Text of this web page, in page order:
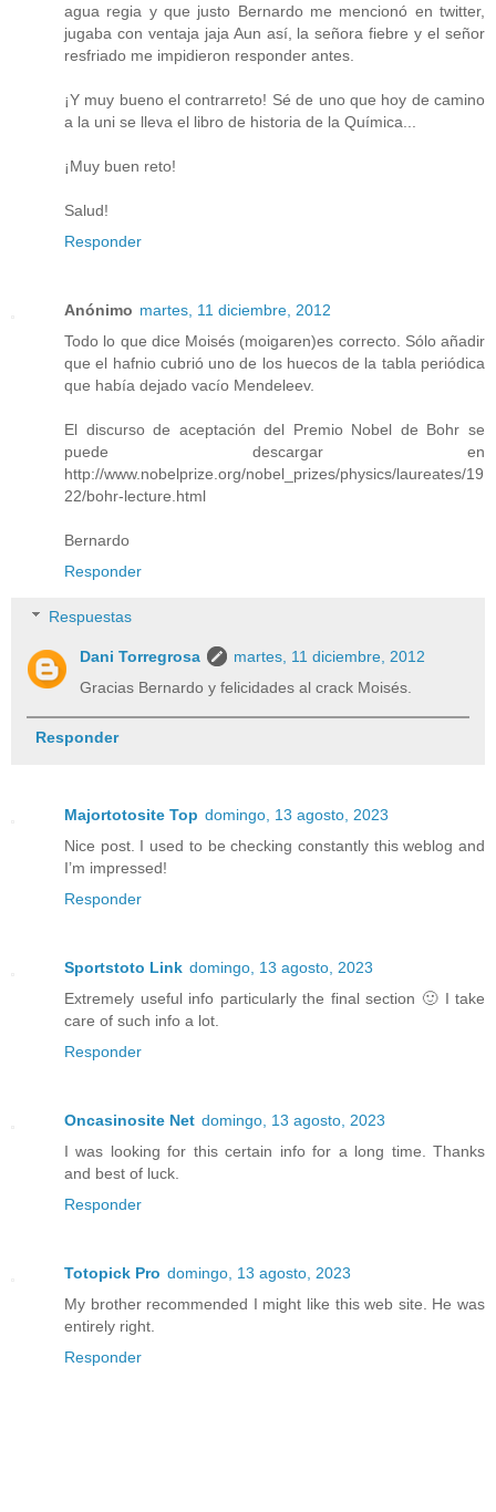
agua regia y que justo Bernardo me mencionó en twitter,
jugaba con ventaja jaja Aun así, la señora fiebre y el señor
resfriado me impidieron responder antes.
¡Y muy bueno el contrarreto! Sé de uno que hoy de camino
a la uni se lleva el libro de historia de la Química...
¡Muy buen reto!
Salud!
Responder
Anónimo martes, 11 diciembre, 2012
Todo lo que dice Moisés (moigaren)es correcto. Sólo añadir
que el hafnio cubrió uno de los huecos de la tabla periódica
que había dejado vacío Mendeleev.
El discurso de aceptación del Premio Nobel de Bohr se
puede descargar en
http://www.nobelprize.org/nobel_prizes/physics/laureates/19
22/bohr-lecture.html
Bernardo
Responder
Respuestas
Dani Torregrosa
martes, 11 diciembre, 2012
Gracias Bernardo y felicidades al crack Moisés.
Responder
Majortotosite Top domingo, 13 agosto, 2023
Nice post. I used to be checking constantly this weblog and
I’m impressed!
Responder
Sportstoto Link domingo, 13 agosto, 2023
Extremely useful info particularly the final section 🙂 I take
care of such info a lot.
Responder
Oncasinosite Net domingo, 13 agosto, 2023
I was looking for this certain info for a long time. Thanks
and best of luck.
Responder
Totopick Pro domingo, 13 agosto, 2023
My brother recommended I might like this web site. He was
entirely right.
Responder